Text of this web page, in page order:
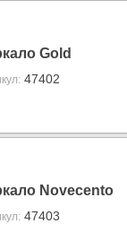
Gold
47402
Novecento
47403